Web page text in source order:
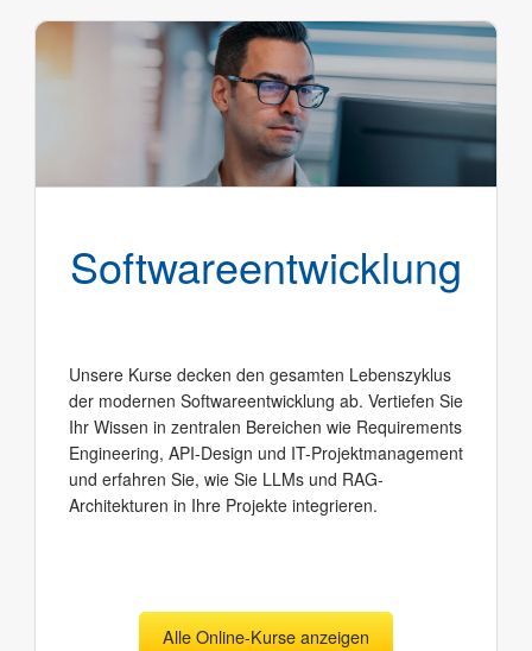
Software­entwicklung
Unsere Kurse decken den gesamten Lebenszyklus
der modernen Softwareentwicklung ab. Vertiefen Sie
Ihr Wissen in zentralen Bereichen wie Requirements
Engineering, API-Design und IT-Projektmanagement
und erfahren Sie, wie Sie LLMs und RAG-
Architekturen in Ihre Projekte integrieren.
Alle Online-Kurse anzeigen